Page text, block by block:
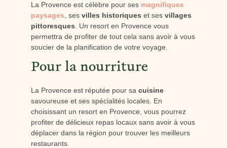
La Provence est célèbre pour ses magnifiques
paysages , ses villes historiques et ses villages
pittoresques . Un resort en Provence vous
permettra de profiter de tout cela sans avoir à vous
soucier de la planification de votre voyage.
Pour la nourriture
La Provence est réputée pour sa cuisine
savoureuse et ses spécialités locales. En
choisissant un resort en Provence, vous pourrez
profiter de délicieux repas locaux sans avoir à vous
déplacer dans la région pour trouver les meilleurs
restaurants.